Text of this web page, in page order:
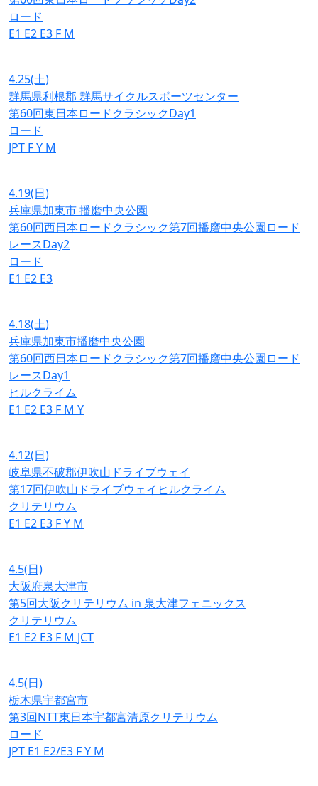
ロード
E1 E2 E3 F M
4.25(土)
群馬県利根郡 群馬サイクルスポーツセンター
第60回東日本ロードクラシックDay1
ロード
JPT FY M
4.19(日)
兵庫県加東市 播磨中央公園
第60回西日本ロードクラシック第7回播磨中央公園ロード
レースDay2
ロード
E1 E2 E3
4.18(土)
兵庫県加東市播磨中央公園
第60回西日本ロードクラシック第7回播磨中央公園ロード
レースDay1
ヒルクライム
E1 E2 E3 F M Y
4.12(日)
岐阜県不破郡伊吹山ドライブウェイ
第17回伊吹山ドライブウェイヒルクライム
クリテリウム
E1 E2 E3 FY M
4.5(日)
大阪府泉大津市
第5回大阪クリテリウム in 泉大津フェニックス
クリテリウム
E1 E2 E3 F M JCT
4.5(日)
栃木県宇都宮市
第3回NTT東日本宇都宮清原クリテリウム
ロード
JPT E1 E2/E3 FY M